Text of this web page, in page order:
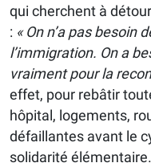
qui cherchent à
: « On n’a pas besoin
l’immigration. On a
vraiment pour la
effet, pour rebâtir
hôpital, logements,
défaillantes avant le
solidarité